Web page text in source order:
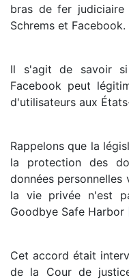
bras de fer judiciaire
Schrems et Facebook.
Il s'agit de savoir
Facebook peut
d'utilisateurs aux
Rappelons que la
la protection des
données
la vie privée n'est
Goodbye Safe Harbor
Cet accord était
de la Cour de